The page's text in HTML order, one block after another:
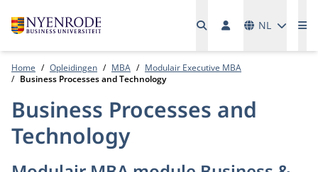
NL
Home Opleidingen MBA
Modulair Executive MBA
Business Processes and Technology
Business Processes and
Technology